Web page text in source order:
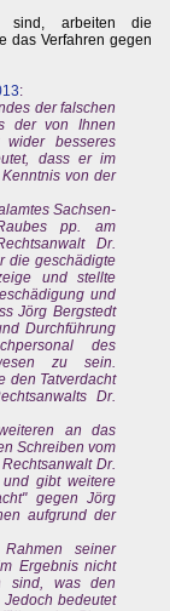
sind, arbeiten die
das Verfahren gegen
:
der falschen
der von Ihnen
wider besseres
dass er im
von der
Sachsen-
pp. am
Dr.
die geschädigte
und stellte
und
Jörg Bergstedt
Durchführung
des
zu sein.
den Tatverdacht
Dr.
an das
Schreiben vom
Dr.
gibt weitere
gegen Jörg
aufgrund der
seiner
Ergebnis nicht
sind, was den
bedeutet